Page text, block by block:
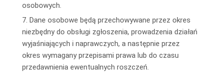
osobowych.
7. Dane osobowe będą przechowywane przez okres
niezbędny do obsługi zgłoszenia, prowadzenia działań
wyjaśniających i naprawczych, a następnie przez
okres wymagany przepisami prawa lub do czasu
przedawnienia ewentualnych roszczeń.